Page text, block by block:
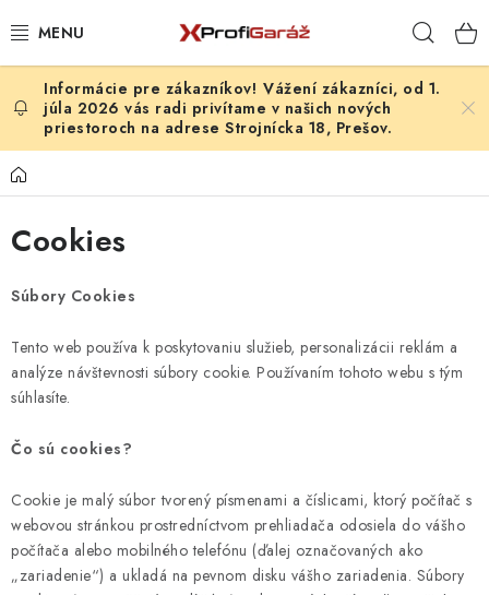
na
REALIZÁCIE & RIEŠENIA
AKCIE A NOVINKY
NÁRADIE
ČISTENIE A UMÝVANIE
PROFI PORADŇA
GARÁŽOVÝ BAZÁR
Vážení zákazníci, od 1.
júla 2026 vás radi privítame v našich nových
priestoroch na adrese Strojnícka 18, Prešov.
Domov
Cookies
Súbory Cookies
Tento web používa k poskytovaniu služieb, personalizácii reklám a
analýze návštevnosti súbory cookie. Používaním tohoto webu s tým
súhlasíte.
Čo sú cookies?
Cookie je malý súbor tvorený písmenami a číslicami, ktorý počítač s
webovou stránkou prostredníctvom prehliadača odosiela do vášho
počítača alebo mobilného telefónu (ďalej označovaných ako
„zariadenie“) a ukladá na pevnom disku vášho zariadenia. Súbory